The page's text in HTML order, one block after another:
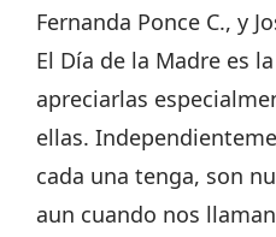
Fernanda Ponce C., y
El Día de la Madre es
apreciarlas
ellas.
cada una tenga, son
aun cuando nos